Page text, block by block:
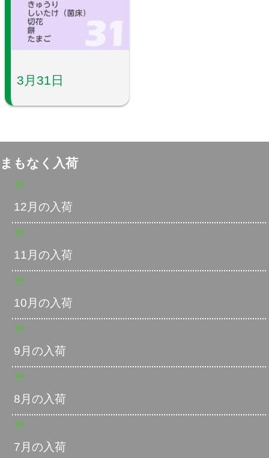
3月31日
まもなく入荷
12月の入荷
11月の入荷
10月の入荷
9月の入荷
8月の入荷
7月の入荷